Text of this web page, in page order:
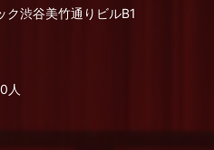
ク渋谷美竹通りビルB1
人